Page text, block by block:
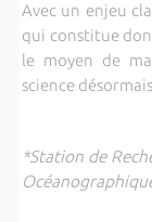
Avec un enjeu
qui constitue
le moyen de
science
*Station de